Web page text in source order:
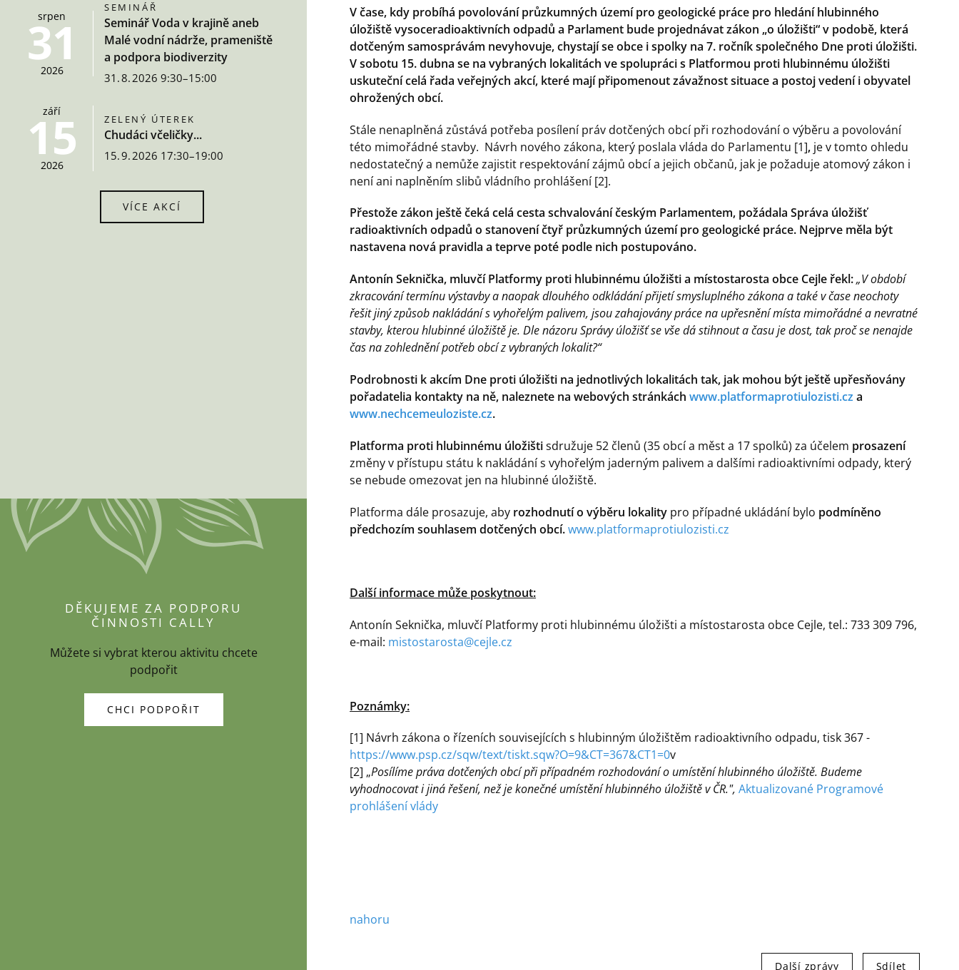
srpen
31
2026
SEMINÁŘ
Seminář Voda v krajině aneb
Malé vodní nádrže, prameniště
a podpora biodiverzity
31. 8. 2026 9:30–15:00
září
15
2026
ZELENÝ ÚTEREK
Chudáci včeličky...
15. 9. 2026 17:30–19:00
VÍCE AKCÍ
V čase, kdy probíhá povolování průzkumných území pro geologické práce pro hledání hlubinného
úložiště vysoceradioaktivních odpadů a Parlament bude projednávat zákon „o úložišti“ v podobě, která
dotčeným samosprávám nevyhovuje, chystají se obce i spolky na 7. ročník společného Dne proti úložišti.
V sobotu 15. dubna se na vybraných lokalitách ve spolupráci s Platformou proti hlubinnému úložišti
uskuteční celá řada veřejných akcí, které mají připomenout závažnost situace a postoj vedení i obyvatel
ohrožených obcí.
Stále nenaplněná zůstává potřeba posílení práv dotčených obcí při rozhodování o výběru a povolování
této mimořádné stavby. Návrh nového zákona, který poslala vláda do Parlamentu [1], je v tomto ohledu
nedostatečný a nemůže zajistit respektování zájmů obcí a jejich občanů, jak je požaduje atomový zákon i
není ani naplněním slibů vládního prohlášení [2].
Přestože zákon ještě čeká celá cesta schvalování českým Parlamentem, požádala Správa úložišť
radioaktivních odpadů o stanovení čtyř průzkumných území pro geologické práce. Nejprve měla být
nastavena nová pravidla a teprve poté podle nich postupováno.
Antonín Seknička, mluvčí Platformy proti hlubinnému úložišti a místostarosta obce Cejle řekl:„V období
zkracování termínu výstavby a naopak dlouhého odkládání přijetí smysluplného zákona a také v čase neochoty
řešit jiný způsob nakládání s vyhořelým palivem, jsou zahajovány práce na upřesnění místa mimořádné a nevratné
stavby, kterou hlubinné úložiště je. Dle názoru Správy úložišť se vše dá stihnout a času je dost, tak proč se nenajde
čas na zohlednění potřeb obcí z vybraných lokalit?“
Podrobnosti k akcím Dne proti úložišti na jednotlivých lokalitách tak, jak mohou být ještě upřesňovány
pořadatelia kontakty na ně, naleznete na webových stránkáchwww.platformaprotiulozisti.cz a
www.nechcemeuloziste.cz.
Platforma proti hlubinnému úložištisdružuje 52 členů (35 obcí a měst a 17 spolků) za účelem prosazení
změny v přístupu státu k nakládání s vyhořelým jaderným palivem a dalšími radioaktivními odpady, který
se nebude omezovat jen na hlubinné úložiště.
Platforma dále prosazuje, aby rozhodnutí o výběru lokality pro případné ukládání bylo podmíněno
předchozím souhlasem dotčených obcí.www.platformaprotiulozisti.cz
Další informace může poskytnout:
Antonín Seknička, mluvčí Platformy proti hlubinnému úložišti a místostarosta obce Cejle, tel.: 733 309 796,
e-mail: mistostarosta@cejle.cz
Poznámky:
[1] Návrh zákona o řízeních souvisejících s hlubinným úložištěm radioaktivního odpadu, tisk 367 -
https://www.psp.cz/sqw/text/tiskt.sqw?O=9&CT=367&CT1=0v
[2] „Posílíme práva dotčených obcí při případném rozhodování o umístění hlubinného úložiště. Budeme
vyhodnocovat i jiná řešení, než je konečné umístění hlubinného úložiště v ČR.",Aktualizované Programové
prohlášení vlády
nahoru
Další zprávy Sdílet
DĚKUJEME ZA PODPORU
ČINNOSTI CALLY
Můžete si vybrat kterou aktivitu chcete
podpořit
CHCI PODPOŘIT